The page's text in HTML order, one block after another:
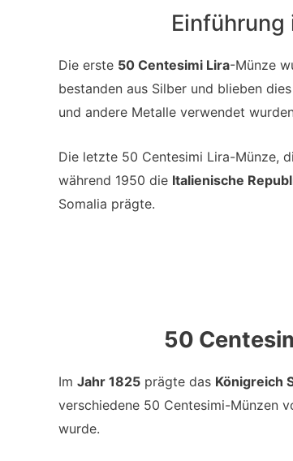
Die erste 50 Centesimi Lira-Münze
bestanden aus Silber und blieben
und andere Metalle verwendet
Die letzte 50 Centesimi Lira-Münze,
während 1950 die Italienische
Somalia prägte.
50
Im Jahr 1825 prägte das Königreich
verschiedene 50 Centesimi-Münzen
wurde.